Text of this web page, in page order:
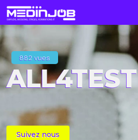
882 vues
ALL4TEST
Suivez nous